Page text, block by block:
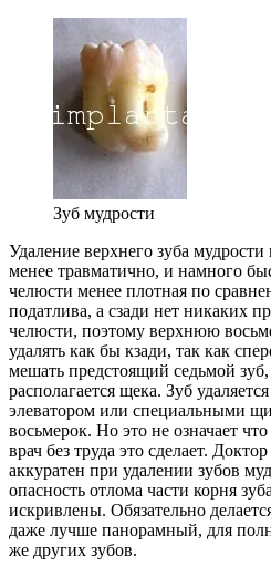
Зуб мудрости
Удаление верхнего зуба
менее травматично, и намного
челюсти менее плотная по
податлива, а сзади нет никаких
челюсти, поэтому верхнюю
удалять как бы кзади, так как
мешать предстоящий седьмой зуб,
располагается щека. Зуб
элеватором или специальными
восьмерок. Но это не означает
врач без труда это сделает.
аккуратен при удалении зубов
опасность отлома части корня
искривлены. Обязательно
даже лучше панорамный, для
же других зубов.